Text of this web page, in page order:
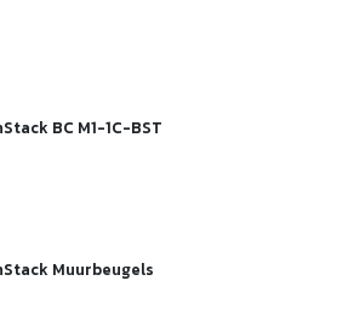
BC M1-1C-BST
Muurbeugels